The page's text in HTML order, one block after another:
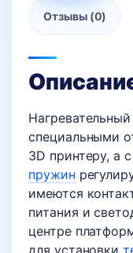
Отзывы (0)
специальными
3D принтеру, а
пружин
имеются
питания и
центре
для установки